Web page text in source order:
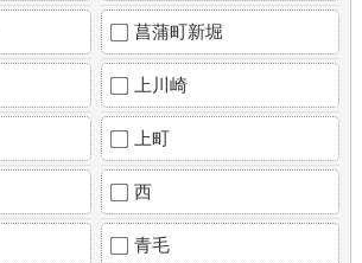
菖蒲町新堀
上川崎
上町
西
青毛